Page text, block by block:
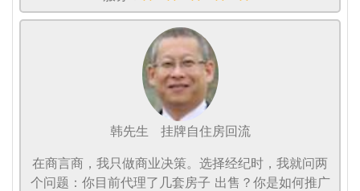
韩先生
挂牌自住房回流
在商言商，我只做商业决策。选择经纪时，我就问两
个问题：你目前代理了几套房子 出售？你是如何推广